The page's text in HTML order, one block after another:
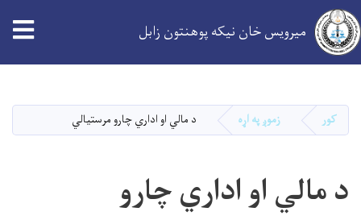
دانګل
میرویس خان نیکه پوهنتون زابل
کور زموږ په اړه د مالي او اداري چارو مرستیالي
د مالي او اداري چارو